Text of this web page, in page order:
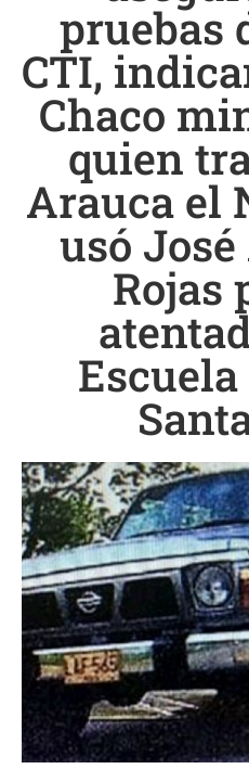
pruebas
CTI,
Chaco
quien
Arauca el
usó
Rojas